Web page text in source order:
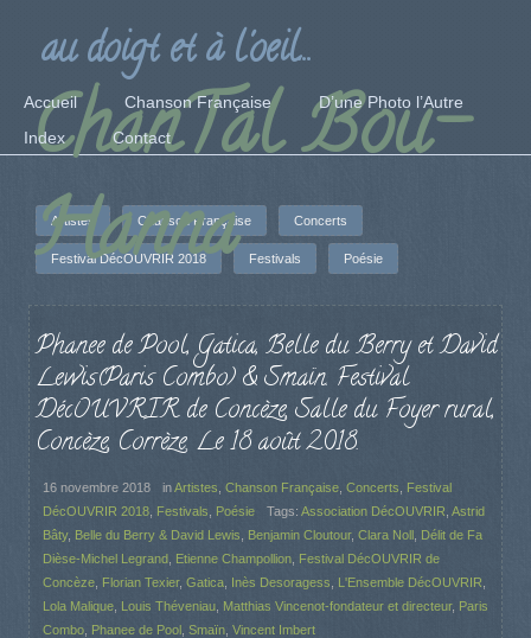
ChanTal Bou-
Hanna
au doigt et à l'oeil...
Accueil Chanson Française
D’une Photo l’Autre
Index
Contact
Artistes Chanson Française Concerts
Festival DécOUVRIR 2018 Festivals Poésie
Phanee de Pool, Gatica, Belle du Berry et David
Lewis(Paris Combo) & Smaïn. Festival
DécOUVRIR de Concèze, Salle du Foyer rural,
Concèze, Corrèze. Le 18 août 2018.
16 novembre 2018 inArtistes Chanson Française Concerts
Festival
DécOUVRIR 2018 Festivals Poésie Tags: Association DécOUVRIR Astrid
Bâty, Belle du Berry & David Lewis Benjamin Cloutour, Clara Noll Délit de Fa
Dièse-Michel Legrand Etienne Champollion Festival DécOUVRIR de
Concèze Florian Texier, Gatica Inès Desoragess L'Ensemble DécOUVRIR
Lola Malique Louis Théveniau Matthias Vincenot-fondateur et directeur, Paris
Combo Phanee de Pool Smaïn Vincent Imbert